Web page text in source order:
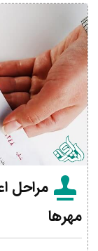
مراحل
مهرها